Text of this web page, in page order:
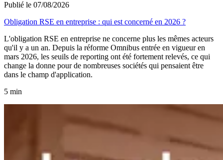
Publié le 07/08/2026
Obligation RSE en entreprise : qui est concerné en 2026 ?
L'obligation RSE en entreprise ne concerne plus les mêmes acteurs
qu'il y a un an. Depuis la réforme Omnibus entrée en vigueur en
mars 2026, les seuils de reporting ont été fortement relevés, ce qui
change la donne pour de nombreuses sociétés qui pensaient être
dans le champ d'application.
5 min